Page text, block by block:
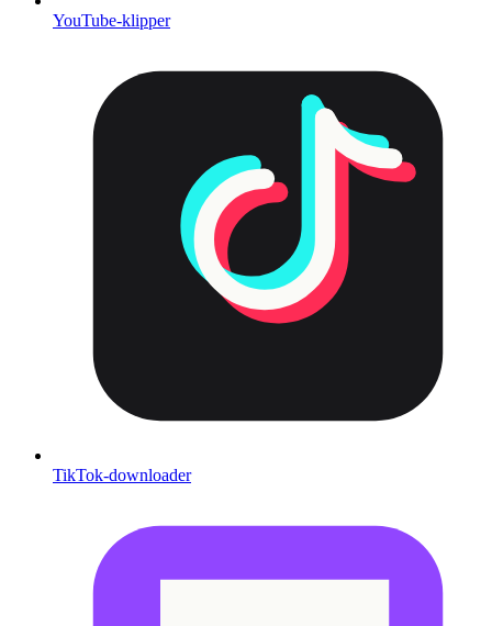
YouTube-klipper
TikTok-downloader